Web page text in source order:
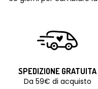
SPEDIZIONE GRATUITA
Da 59€ di acquisto